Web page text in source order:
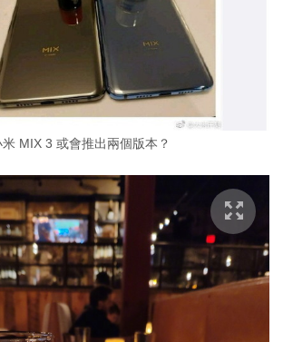
米 MIX 3 或會推出兩個版本？